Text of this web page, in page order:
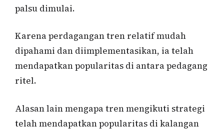
palsu dimulai.
Karena perdagangan tren relatif mudah
dipahami dan diimplementasikan, ia telah
mendapatkan popularitas di antara pedagang
ritel.
Alasan lain mengapa tren mengikuti strategi
telah mendapatkan popularitas di kalangan